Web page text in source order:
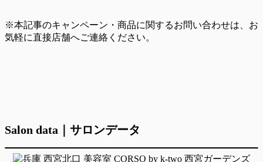
※本記事のキャンペーン・商品に関するお問い合わせは、お
気軽に直接店舗へご連絡ください。
Salon data｜サロンデータ